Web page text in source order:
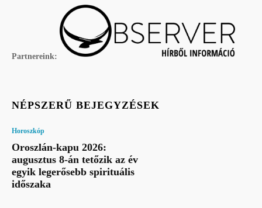
Partnereink:
NÉPSZERŰ BEJEGYZÉSEK
Horoszkóp
Oroszlán-kapu 2026:
augusztus 8-án tetőzik az év
egyik legerősebb spirituális
időszaka